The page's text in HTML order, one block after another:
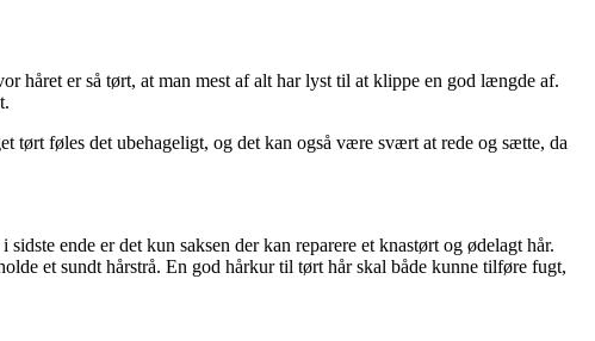
håret er så tørt, at man mest af alt har lyst til at klippe en god længde af.
tørt føles det ubehageligt, og det kan også være svært at rede og sætte, da
ende er det kun saksen der kan reparere et knastørt og ødelagt hår.
et sundt hårstrå. En god hårkur til tørt hår skal både kunne tilføre fugt,